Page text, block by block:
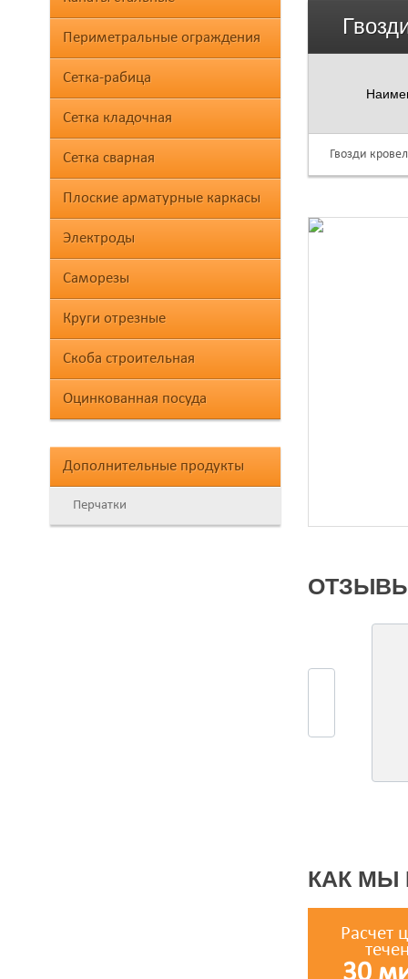
Периметральные ограждения
Сетка-рабица
Сетка кладочная
Сетка сварная
Плоские арматурные каркасы
Электроды
Саморезы
Круги отрезные
Скоба строительная
Оцинкованная посуда
Дополнительные продукты
Перчатки
Гвозди
КАК МЫ
Расчет